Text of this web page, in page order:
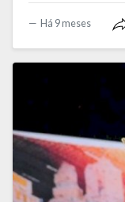
Há 9 meses